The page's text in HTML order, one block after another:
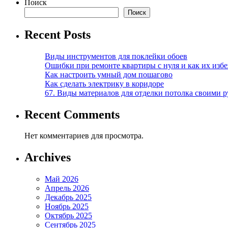
Поиск
Поиск
Recent Posts
Виды инструментов для поклейки обоев
Ошибки при ремонте квартиры с нуля и как их
Как настроить умный дом пошагово
Как сделать электрику в коридоре
67. Виды материалов для отделки потолка своими
Recent Comments
Нет комментариев для просмотра.
Archives
Май 2026
Апрель 2026
Декабрь 2025
Ноябрь 2025
Октябрь 2025
Сентябрь 2025